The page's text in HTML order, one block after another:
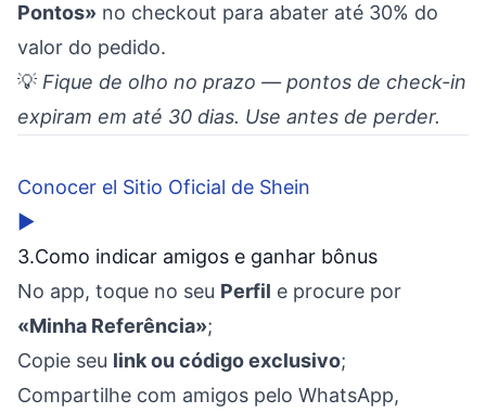
Pontos» no checkout para abater até 30% do
valor do pedido.
💡 Fique de olho no prazo — pontos de check-in
expiram em até 30 dias. Use antes de perder.
Conocer el Sitio Oficial de Shein
▶
3.Como indicar amigos e ganhar bônus
No app, toque no seu Perfil e procure por
«Minha Referência»;
Copie seu link ou código exclusivo;
Compartilhe com amigos pelo WhatsApp,